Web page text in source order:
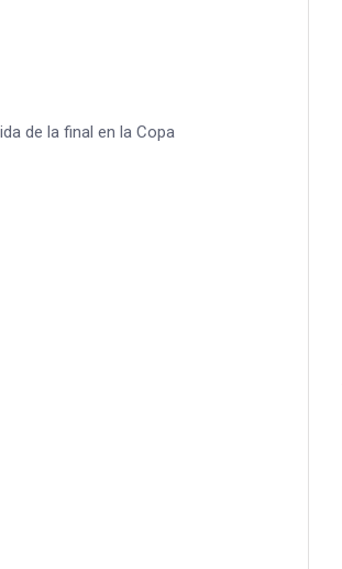
de la final en la Copa